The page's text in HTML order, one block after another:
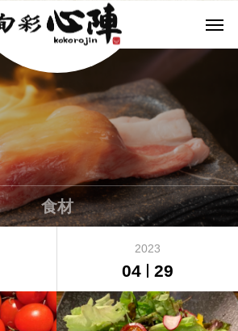
食材
2023
04 29